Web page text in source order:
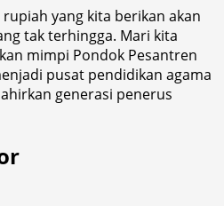
yang kita berikan akan
tak terhingga. Mari kita
mimpi Pondok Pesantren
pusat pendidikan agama
generasi penerus